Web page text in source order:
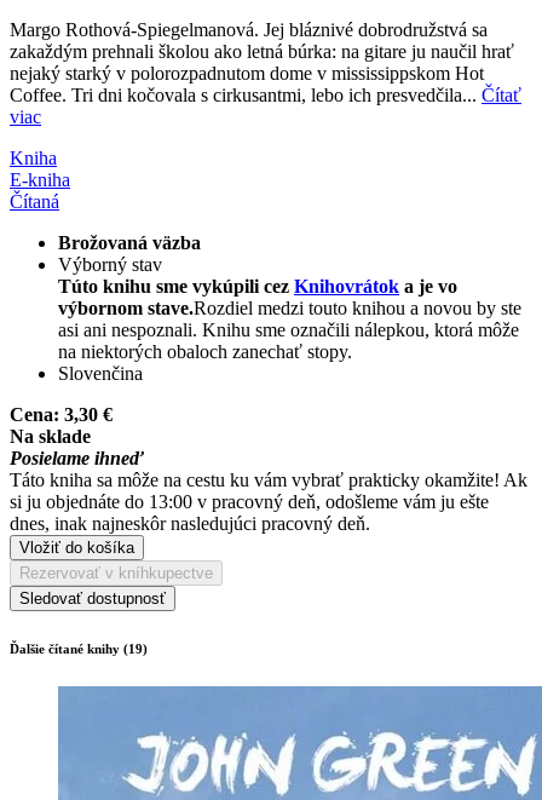
Margo Rothová-Spiegelmanová. Jej bláznivé dobrodružstvá sa
zakaždým prehnali školou ako letná búrka: na gitare ju naučil hrať
nejaký starký v polorozpadnutom dome v mississippskom Hot
Coffee. Tri dni kočovala s cirkusantmi, lebo ich presvedčila... Čítať
viac
Kniha
E-kniha
Čítaná
Brožovaná väzba
Výborný stav
Túto knihu sme vykúpili cez Knihovrátok a je vo
výbornom stave.Rozdiel medzi touto knihou a novou by ste
asi ani nespoznali. Knihu sme označili nálepkou, ktorá môže
na niektorých obaloch zanechať stopy.
Slovenčina
Cena: 3,30 €
Na sklade
Posielame ihneď
Táto kniha sa môže na cestu ku vám vybrať prakticky okamžite! Ak
si ju objednáte do 13:00 v pracovný deň, odošleme vám ju ešte
dnes, inak najneskôr nasledujúci pracovný deň.
Vložiť do košíka
Rezervovať v kníhkupectve
Sledovať dostupnosť
Ďalšie čítané knihy (19)